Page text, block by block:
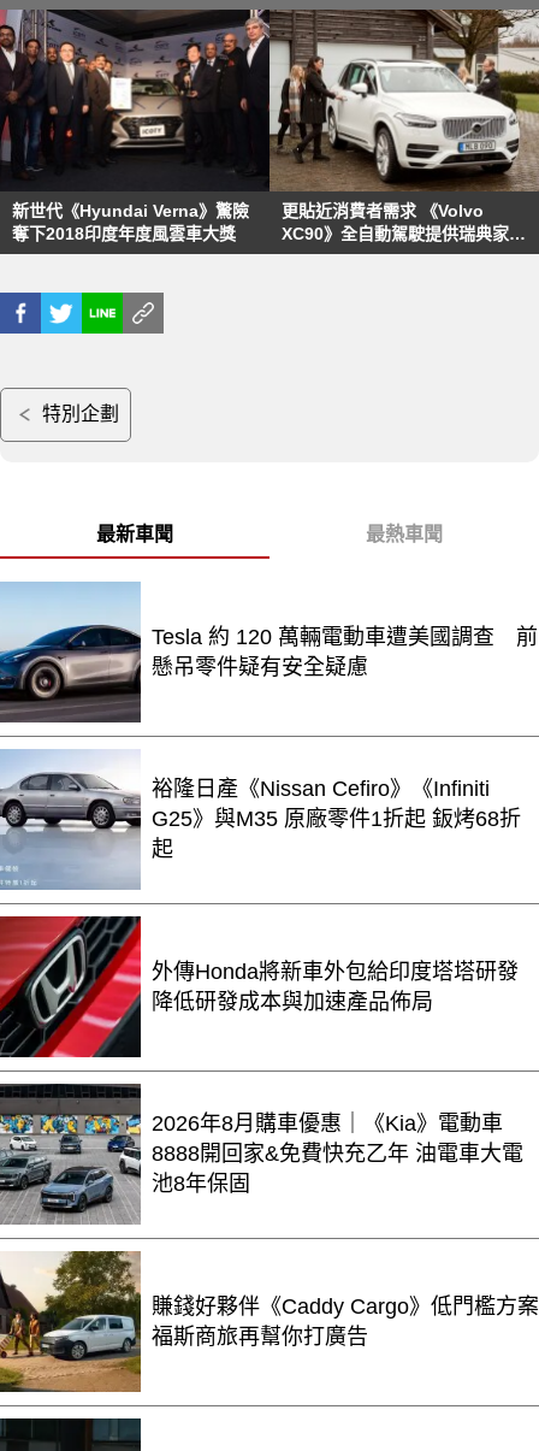
新世代《Hyundai Verna》驚險
奪下2018印度年度風雲車大獎
更貼近消費者需求 《Volvo
XC90》全自動駕駛提供瑞典家庭
上路實測
特別企劃
最新車聞 最熱車聞
Tesla 約 120 萬輛電動車遭美國調查 前
懸吊零件疑有安全疑慮
裕隆日產《Nissan Cefiro》《Infiniti
G25》與M35 原廠零件1折起 鈑烤68折
起
外傳Honda將新車外包給印度塔塔研發
降低研發成本與加速產品佈局
2026年8月購車優惠｜《Kia》電動車
8888開回家&免費快充乙年 油電車大電
池8年保固
賺錢好夥伴《Caddy Cargo》低門檻方案
福斯商旅再幫你打廣告